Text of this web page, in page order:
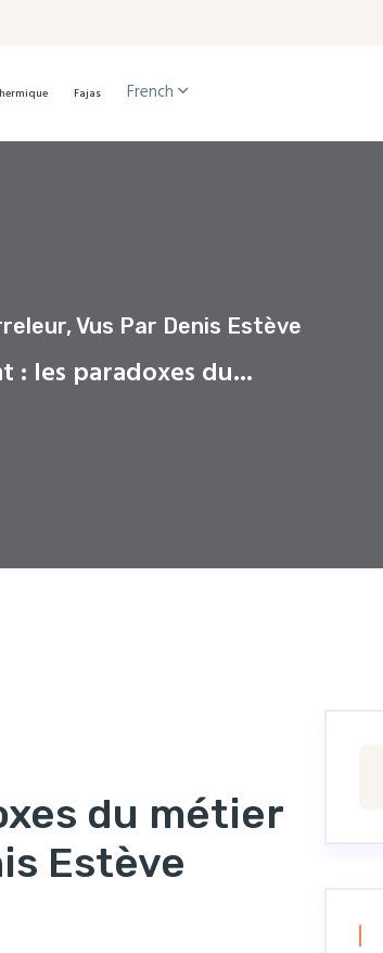
Fajas French
Vus Par Denis Estève
: les paradoxes du...
du métier
Estève